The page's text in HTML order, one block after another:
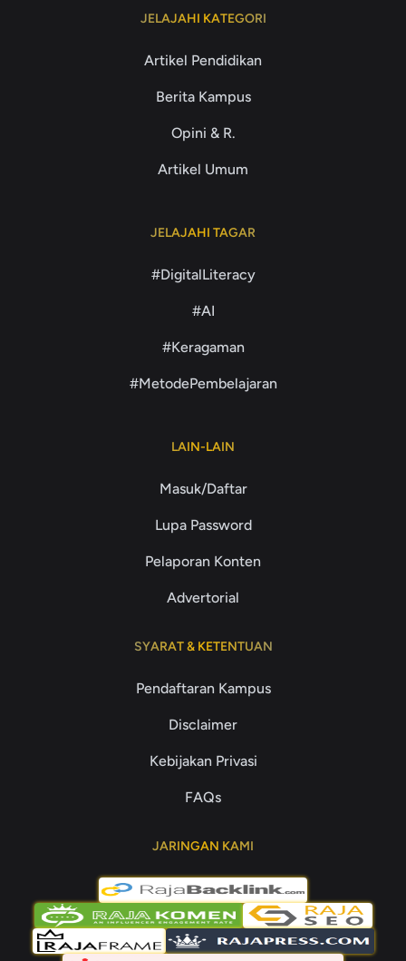
JELAJAHI KATEGORI
Artikel Pendidikan
Berita Kampus
Opini & R.
Artikel Umum
JELAJAHI TAGAR
#DigitalLiteracy
#AI
#Keragaman
#MetodePembelajaran
LAIN-LAIN
Masuk/Daftar
Lupa Password
Pelaporan Konten
Advertorial
SYARAT & KETENTUAN
Pendaftaran Kampus
Disclaimer
Kebijakan Privasi
FAQs
JARINGAN KAMI